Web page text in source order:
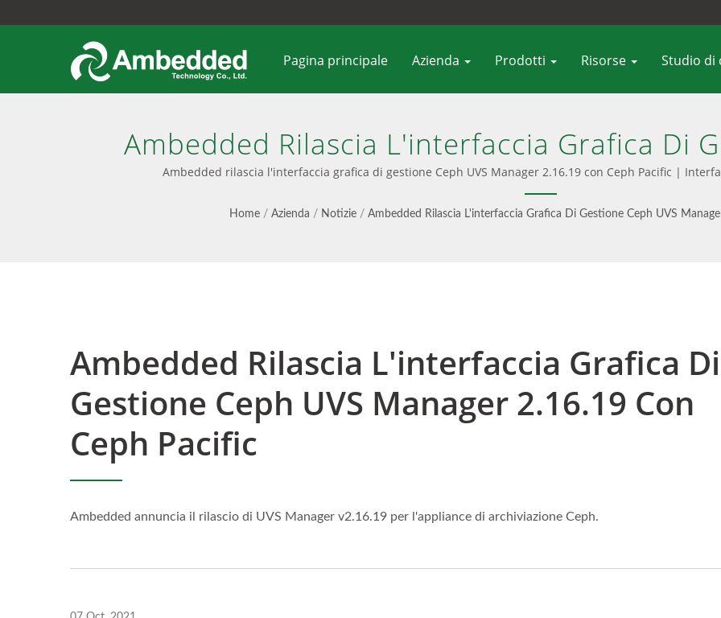
Pagina principale Azienda Prodotti Risorse Studio di
Ambedded Rilascia L'interfaccia Grafica Di
Manager 2.16.19 Con Ceph Pacific |
Blocchi, File E Oggetti S3 -
Ambedded rilascia l'interfaccia grafica di gestione Ceph UVS Manager 2.16.19 con Ceph Pacific |
Home / Azienda / Notizie / Ambedded Rilascia L'interfaccia Grafica Di Gestione Ceph UVS
Ambedded Rilascia L'interfaccia Grafica Di
Gestione Ceph UVS Manager 2.16.19 Con
Ceph Pacific
Ambedded annuncia il rilascio di UVS Manager v2.16.19 per l'appliance di archiviazione Ceph.